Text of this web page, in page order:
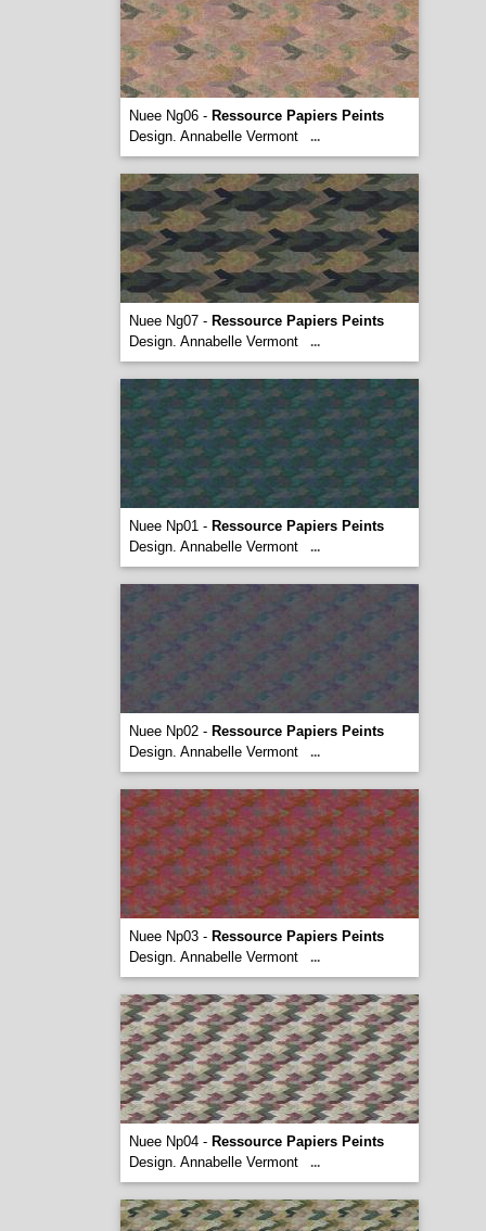
Nuee Ng06 - Ressource Papiers Peints
Design. Annabelle Vermont
...
Nuee Ng07 - Ressource Papiers Peints
Design. Annabelle Vermont
...
Nuee Np01 - Ressource Papiers Peints
Design. Annabelle Vermont
...
Nuee Np02 - Ressource Papiers Peints
Design. Annabelle Vermont
...
Nuee Np03 - Ressource Papiers Peints
Design. Annabelle Vermont
...
Nuee Np04 - Ressource Papiers Peints
Design. Annabelle Vermont
...